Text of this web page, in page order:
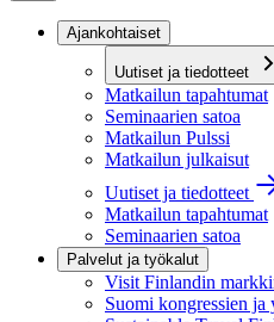
Ajankohtaiset
Uutiset ja tiedotteet
Matkailun tapahtumat
Seminaarien satoa
Matkailun Pulssi
Matkailun julkaisut
Uutiset ja tiedotteet
Matkailun tapahtumat
Seminaarien satoa
Palvelut ja työkalut
Visit Finlandin
Suomi kongressien